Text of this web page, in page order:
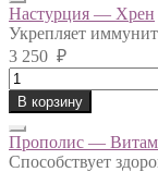
в
таблетках
quantity
Настурция — Хрен
Укрепляет
3 250 ₽
Настурция
-
Хрен
quantity
В корзину
Прополис —
Способствует